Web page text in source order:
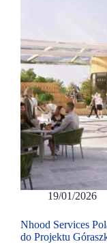
19/01/2026
Nhood Services
do Projektu